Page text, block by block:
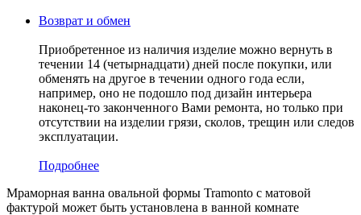
Возврат и обмен
Приобретенное из наличия изделие можно вернуть в
течении 14 (четырнадцати) дней после покупки, или
обменять на другое в течении одного года если,
например, оно не подошло под дизайн интерьера
наконец-то законченного Вами ремонта, но только при
отсутствии на изделии грязи, сколов, трещин или следов
эксплуатации.
Подробнее
Мраморная ванна овальной формы Tramonto с матовой
фактурой может быть установлена в ванной комнате